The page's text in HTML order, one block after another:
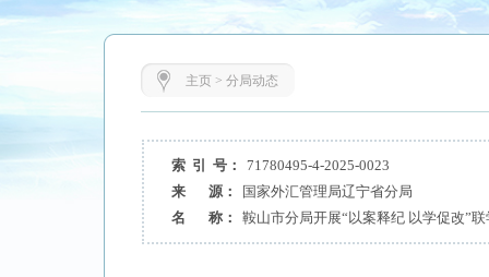
主页> 分局动态
索 引 号：
71780495-4-2025-0023
来 源：
国家外汇管理局辽宁省分局
名 称：
鞍山市分局开展“以案释纪 以学促改”